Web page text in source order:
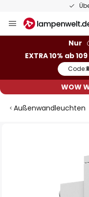
Inhalt
Nur
EXTRA 10% ab
Code:
WOW
Außenwandleuchten